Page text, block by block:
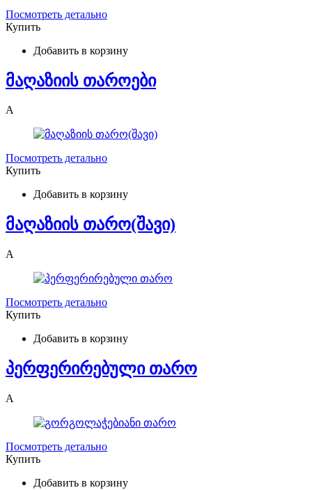
Посмотреть детально
Купить
Добавить в корзину
მაღაზიის თაროები
A
Посмотреть детально
Купить
Добавить в корзину
მაღაზიის თარო(შავი)
A
Посмотреть детально
Купить
Добавить в корзину
პერფერირებული თარო
A
Посмотреть детально
Купить
Добавить в корзину